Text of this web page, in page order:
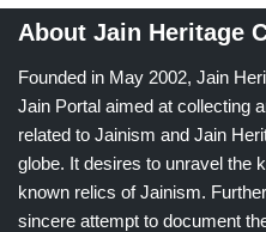
About Jain Heritage
Founded in May 2002, Jain
Jain Portal aimed at collecting
related to Jainism and Jain
globe. It desires to unravel the
known relics of Jainism.
sincere attempt to document